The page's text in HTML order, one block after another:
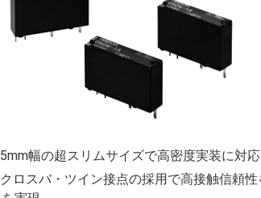
5mm幅の超スリムサイズで高密度実装に対
クロスバ・ツイン接点の採用で高接触信頼